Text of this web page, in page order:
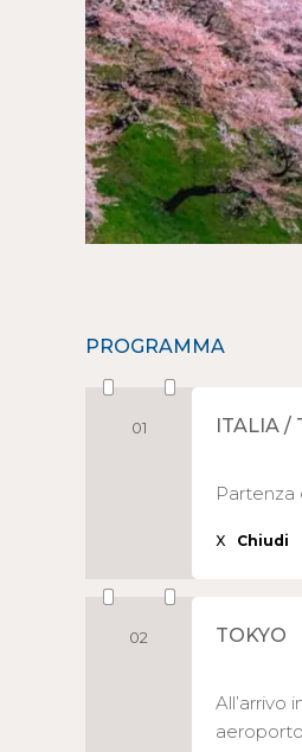
PROGRAMMA
01 ITALIA /
Partenza
X Chiudi
02 TOKYO
All’arrivo